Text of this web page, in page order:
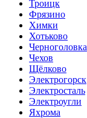
Троицк
Фрязино
Химки
Хотьково
Черноголовка
Чехов
Щёлково
Электрогорск
Электросталь
Электроугли
Яхрома